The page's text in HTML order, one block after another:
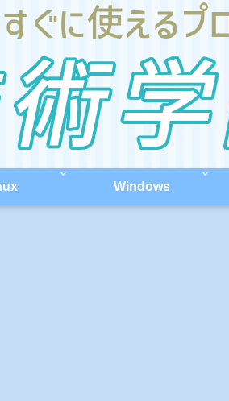
Windows